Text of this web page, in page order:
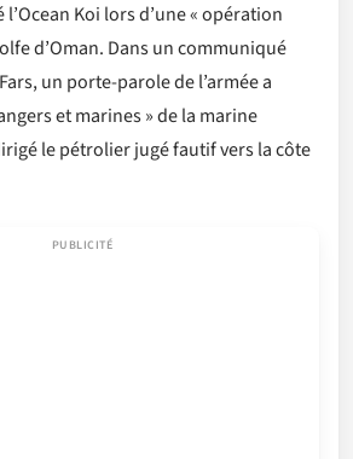
Koi lors d’une « opération
d’Oman. Dans un communiqué
un porte-parole de l’armée a
et marines » de la marine
le pétrolier jugé fautif vers la côte